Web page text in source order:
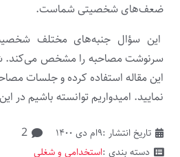
ضعف‌های شخصیتی شماست.
این سؤال جنبه­‌های مختلف
سرنوشت مصاحبه را مشخص می­‌‌کند.
این مقاله استفاده کرده و جلسات
نمایید. امیدواریم توانسته باشیم در
تاریخ انتشار :۹ام دی ۱۴۰۰ 2دیدگاه
دسته بندی :استخدامی و شغلی